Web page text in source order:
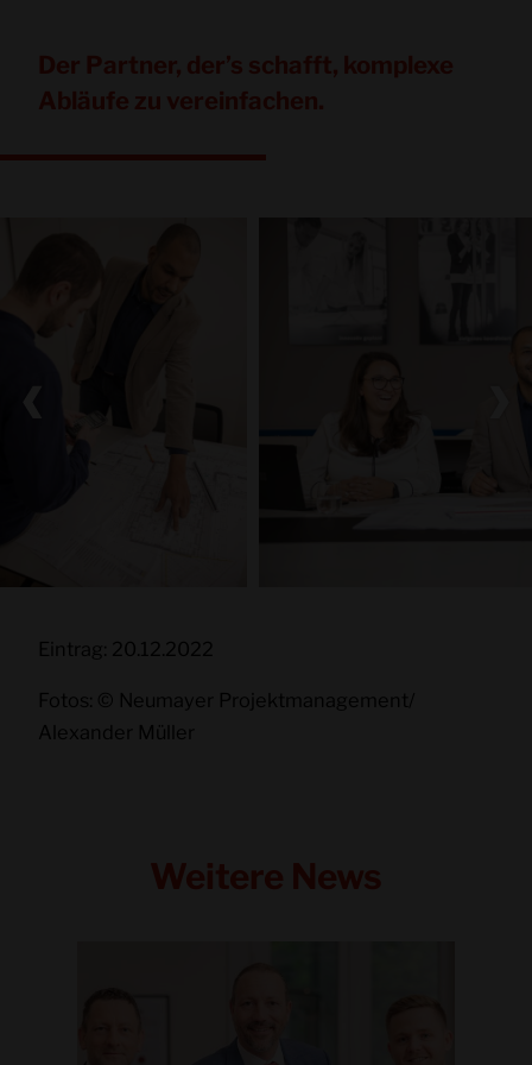
Der Partner, der’s schafft, komplexe
Abläufe zu vereinfachen.
Eintrag: 20.12.2022
Fotos: © Neumayer Projektmanagement/
Alexander Müller
Weitere News